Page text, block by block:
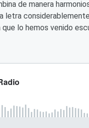
de manera
letra
que lo hemos venido